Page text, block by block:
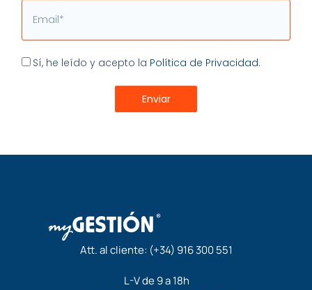
Email
Aceptación
Sí, he leído y acepto la Política de Privacidad.
Enviar
Att. al cliente: (+34) 916 300 551
L-V de 9 a 18h